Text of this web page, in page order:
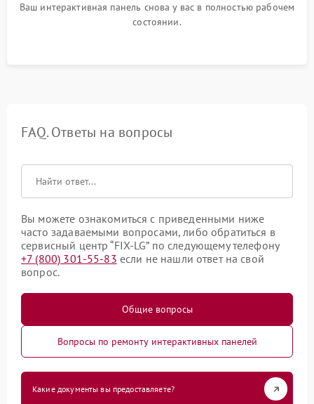
Ваш интерактивная панель снова у вас в полностью рабочем
состоянии.
FAQ. Ответы на вопросы
Вы можете ознакомиться с приведенными ниже
часто задаваемыми вопросами, либо обратиться в
сервисный центр “FIX-LG” по следующему телефону
+7 (800) 301-55-83 если не нашли ответ на свой
вопрос.
Общие вопросы
Вопросы по ремонту интерактивных панелей
Какие документы вы предоставляете?